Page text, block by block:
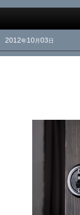
2012年10月03 日